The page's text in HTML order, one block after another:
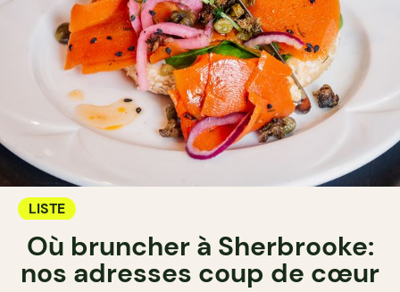
LISTE
Où bruncher à Sherbrooke:
nos adresses coup de cœur